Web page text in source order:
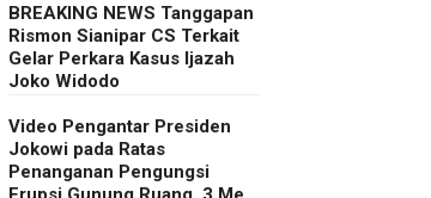
BREAKING NEWS Tanggapan
Rismon Sianipar CS Terkait
Gelar Perkara Kasus Ijazah
Joko Widodo
Video Pengantar Presiden
Jokowi pada Ratas
Penanganan Pengungsi